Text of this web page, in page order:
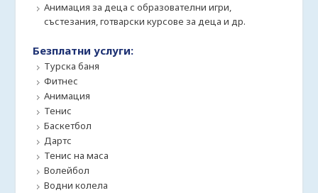
Анимация за деца с образователни игри,
състезания, готварски курсове за деца и др.
Безплатни услуги:
Турска баня
Фитнес
Анимация
Тенис
Баскетбол
Дартс
Тенис на маса
Волейбол
Водни колела